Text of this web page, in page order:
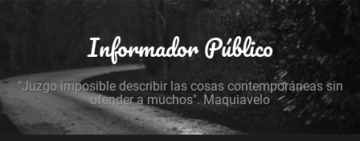
Informador Público
"Juzgo imposible describir las cosas contemporáneas sin
ofender a muchos". Maquiavelo